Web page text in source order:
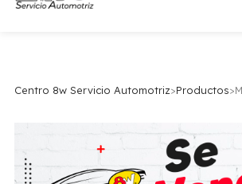
Centro 8w Servicio Automotriz>Productos>